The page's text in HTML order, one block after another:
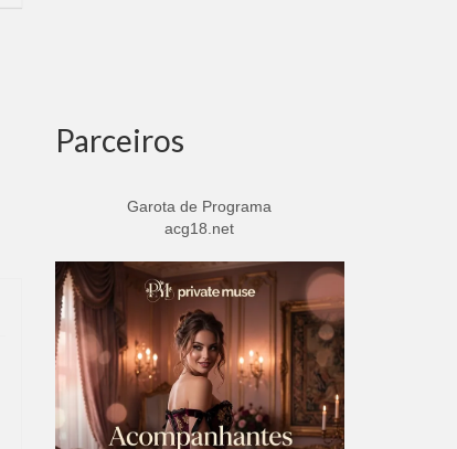
Parceiros
Garota de Programa
acg18.net